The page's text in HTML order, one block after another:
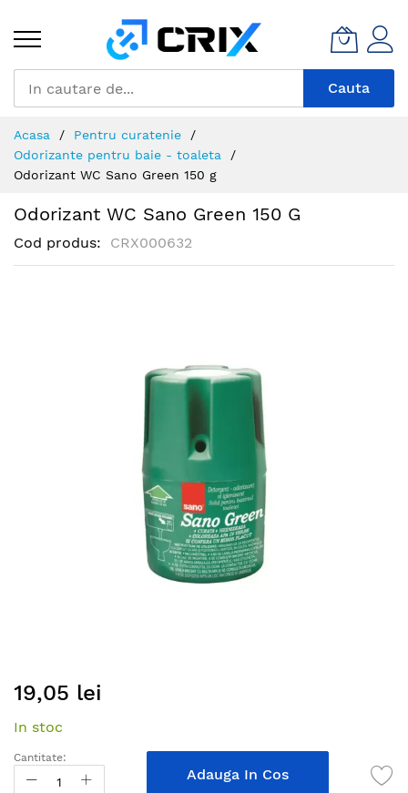
Continut
Cauta
Acasa
Pentru curatenie
Odorizante pentru baie - toaleta
Odorizant WC Sano Green 150 g
Odorizant WC Sano Green 150 G
Cod produs CRX000632
to
beginning
of
19,05 lei
In stoc
Cantitate:
Adauga In Cos